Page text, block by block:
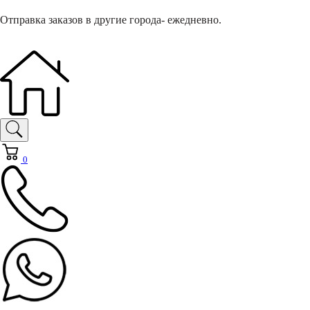
Отправка заказов в другие города- ежедневно.
0